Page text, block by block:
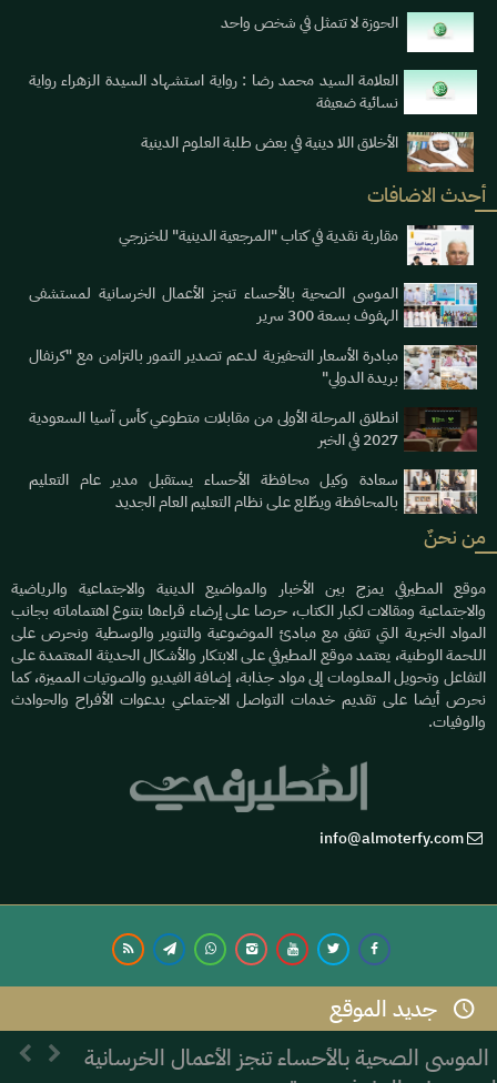
الحوزة لا تتمثل في شخص واحد
العلامة السيد محمد رضا : رواية استشهاد السيدة الزهراء رواية
نسائية ضعيفة
الأخلاق اللا دينية في بعض طلبة العلوم الدينية
أحدث الاضافات
مقاربة نقدية في كتاب "المرجعية الدينية" للخزرجي
الموسى الصحية بالأحساء تنجز الأعمال الخرسانية لمستشفى
الهفوف بسعة 300 سرير
مبادرة الأسعار التحفيزية لدعم تصدير التمور بالتزامن مع "كرنفال
بريدة الدولي"
انطلاق المرحلة الأولى من مقابلات متطوعي كأس آسيا السعودية
2027 في الخبر
سعادة وكيل محافظة الأحساء يستقبل مدير عام التعليم
بالمحافظة ويطّلع على نظام التعليم العام الجديد
من نحنٌ
موقع المطيرفي يمزج بين الأخبار والمواضيع الدينية والاجتماعية والرياضية
والاجتماعية ومقالات لكبار الكتاب، حرصا على إرضاء قراءها بتنوع اهتماماته بجانب
المواد الخبرية التي تتفق مع مبادئ الموضوعية والتنوير والوسطية ونحرص على
اللحمة الوطنية، يعتمد موقع المطيرفي على الابتكار والأشكال الحديثة المعتمدة على
التفاعل وتحويل المعلومات إلى مواد جذابة، إضافة الفيديو والصوتيات المميزة، كما
نحرص أيضا على تقديم خدمات التواصل الاجتماعي بدعوات الأفراح والحوادث
والوفيات.
info@almoterfy.com
© 2026 موقع المطيرفي | Development by Dijlah IT
جديد الموقع
الموسى الصحية بالأحساء تنجز الأعمال الخرسانية